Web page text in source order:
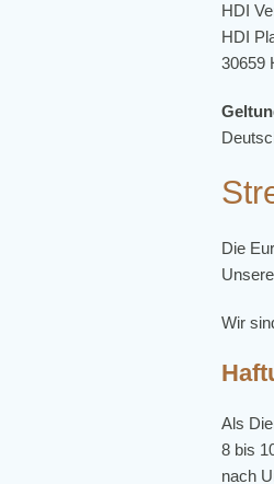
HDI
HDI
30659
Die
Wir
Als
8 bis
nach